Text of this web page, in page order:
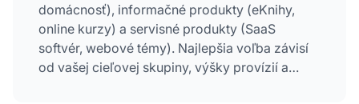
domácnosť), informačné produkty (eKnihy,
online kurzy) a servisné produkty (SaaS
softvér, webové témy). Najlepšia voľba závisí
od vašej cieľovej skupiny, výšky provízií a